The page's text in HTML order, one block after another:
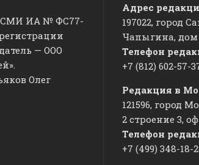
СМИ ИА № ФС77-
— ООО
Олег
Адрес
197022, город
Чапыгина, дом
Телефон
+7 (812) 602-57-
Редакция в
121596, город
2 строение 3,
Телефон
+7 (499) 348-18-